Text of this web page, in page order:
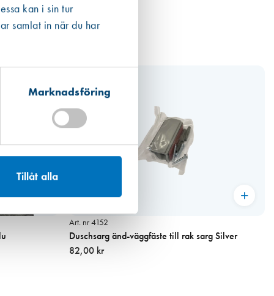
kan i sin tur
samlat in när du har
Marknadsföring
Tillåt alla
Art. nr 4152
Duschsarg änd-väggfäste till rak sarg Silver
82,00 kr